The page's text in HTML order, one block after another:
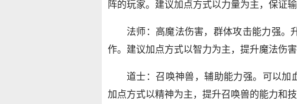
阵的玩家。建议加点方式以力量为主，保证
法师：高魔法伤害，群体攻击能力强。
作。建议加点方式以智力为主，提升魔法伤
道士：召唤神兽，辅助能力强。可以加
加点方式以精神为主，提升召唤兽的能力和